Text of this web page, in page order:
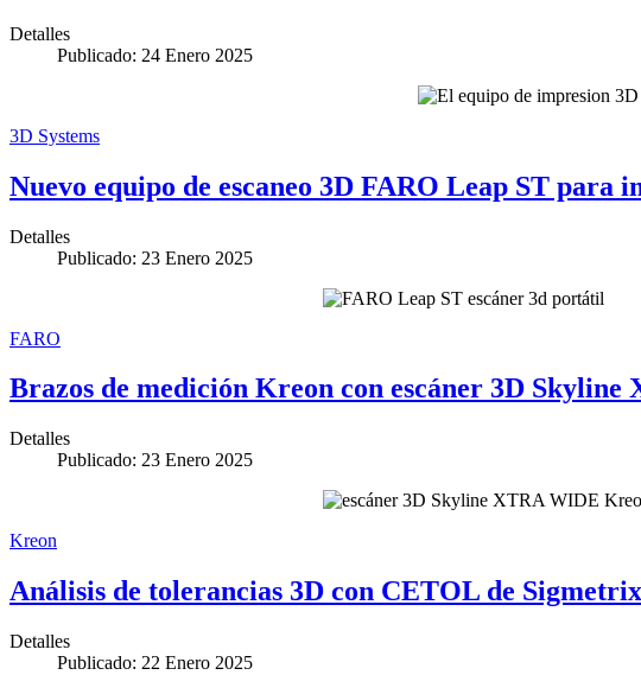
Detalles
Publicado: 24 Enero 2025
3D Systems
Nuevo equipo de escaneo 3D FARO Leap ST para
Detalles
Publicado: 23 Enero 2025
FARO
Brazos de medición Kreon con escáner 3D Skyline
Detalles
Publicado: 23 Enero 2025
Kreon
Análisis de tolerancias 3D con CETOL de Sigmetrix
Detalles
Publicado: 22 Enero 2025